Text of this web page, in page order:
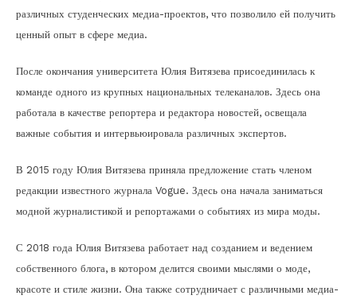
различных студенческих медиа-проектов, что позволило ей получить
ценный опыт в сфере медиа.
После окончания университета Юлия Витязева присоединилась к
команде одного из крупных национальных телеканалов. Здесь она
работала в качестве репортера и редактора новостей, освещала
важные события и интервьюировала различных экспертов.
В 2015 году Юлия Витязева приняла предложение стать членом
редакции известного журнала Vogue. Здесь она начала заниматься
модной журналистикой и репортажами о событиях из мира моды.
С 2018 года Юлия Витязева работает над созданием и ведением
собственного блога, в котором делится своими мыслями о моде,
красоте и стиле жизни. Она также сотрудничает с различными медиа-